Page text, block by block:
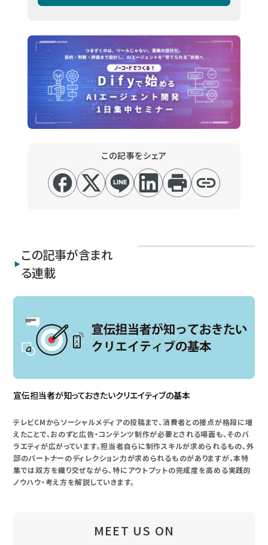
この記事をシェア
この記事が含まれ
る連載
宣伝担当者が知っておきたいクリエイティブの基本
テレビCMからソーシャルメディアの投稿まで、消費者との接点が格段に増
えたことで、おのずと広告・コンテンツ制作が必要とされる場面も、そのバ
ラエティが広がっています。担当者自らに制作スキルが求められるもの、外
部のパートナーのディレクション力が求められるものがありますが、本特
集では双方を織り交ぜながら、特にアウトプットの完成度を高める実践的
ノウハウ・考え方を解説していきます。
MEET US ON